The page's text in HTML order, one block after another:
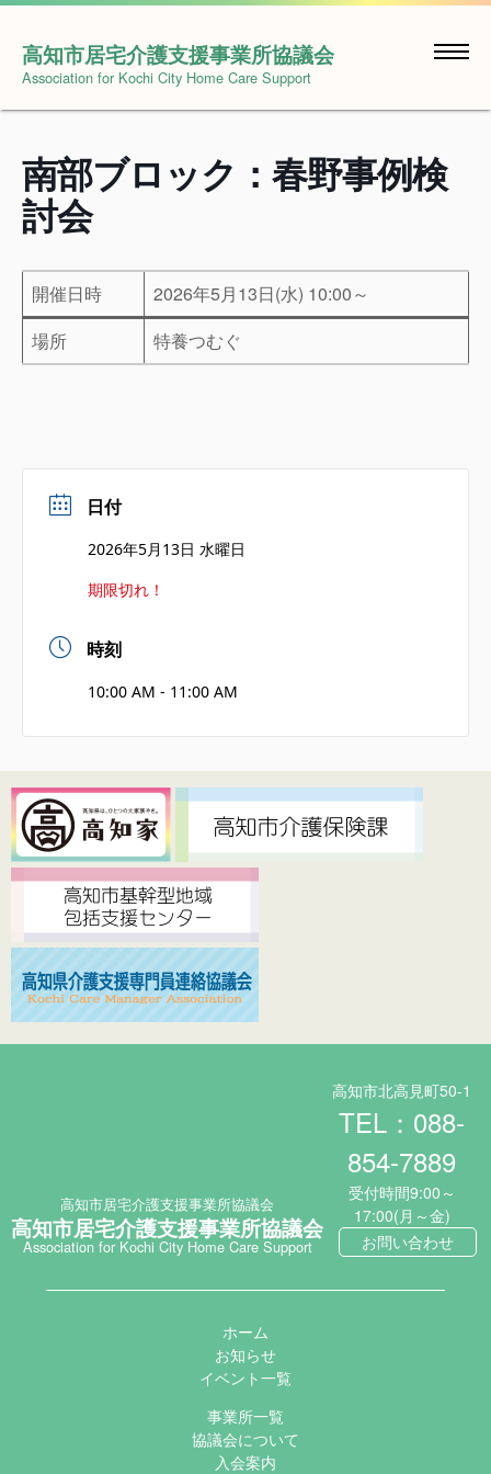
Skip
content
高知市居宅介護支援事業所協議会
Association for Kochi City Home Care Support
南部ブロック：春野事例検
討会
開催日時
2026年5月13日(水) 10:00～
場所
特養つむぐ
日付
2026年5月13日 水曜日
期限切れ！
時刻
10:00 AM - 11:00 AM
高知市居宅介護支援事業所協議会
高知市居宅介護支援事業所協議会
Association for Kochi City Home Care Support
高知市北高見町50-1
TEL：088-
854-7889
受付時間9:00～
17:00(月～金)
お問い合わせ
ホーム
お知らせ
イベント一覧
事業所一覧
協議会について
入会案内